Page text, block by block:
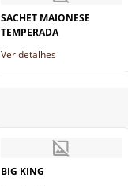
SACHET MAIONESE
TEMPERADA
Ver detalhes
BIG KING